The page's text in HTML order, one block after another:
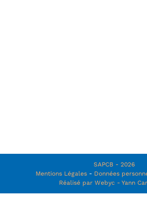
SAPCB - 2026
Mentions Légales- Données
Réalisé par Webyc - Yann